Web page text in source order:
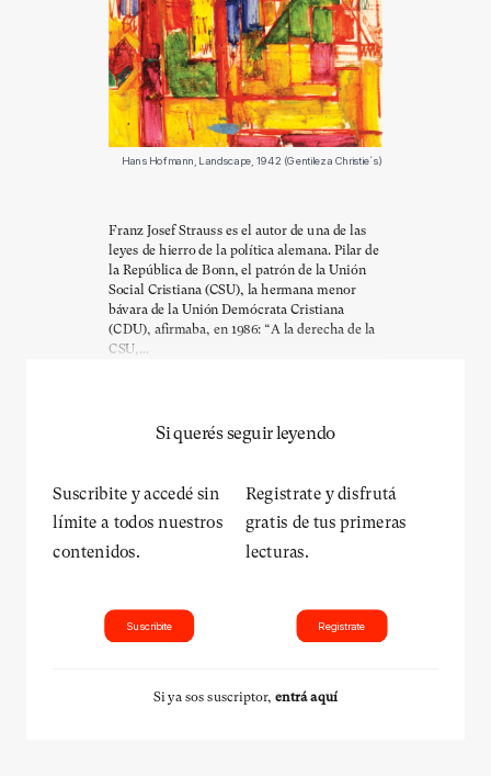
Hans Hofmann, Landscape, 1942 (Gentileza Christie´s)
Franz Josef Strauss es el autor de una de las
leyes de hierro de la política alemana. Pilar de
la República de Bonn, el patrón de la Unión
Social Cristiana (CSU), la hermana menor
bávara de la Unión Demócrata Cristiana
(CDU), afirmaba, en 1986: “A la derecha de la
CSU,...
Si querés seguir leyendo
Suscribite y accedé sin
límite a todos nuestros
contenidos.
Suscribite
Registrate y disfrutá
gratis de tus primeras
lecturas.
Registrate
Si ya sos suscriptor, entrá aquí